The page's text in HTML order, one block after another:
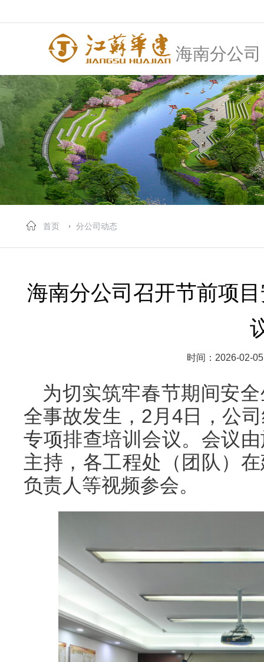
海南分公司
首页 分公司动态
海南分公司召开节前项
时间：2026-02-05
为切实筑牢春节期间安
全事故发生，2月4日，公
专项排查培训会议。会议
主持，各工程处（团队）
负责人等视频参会。